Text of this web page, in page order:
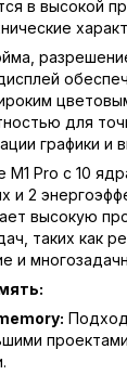
в высокой
для
графики и
M1 Pro с 10
и 2
высокую
таких как
и